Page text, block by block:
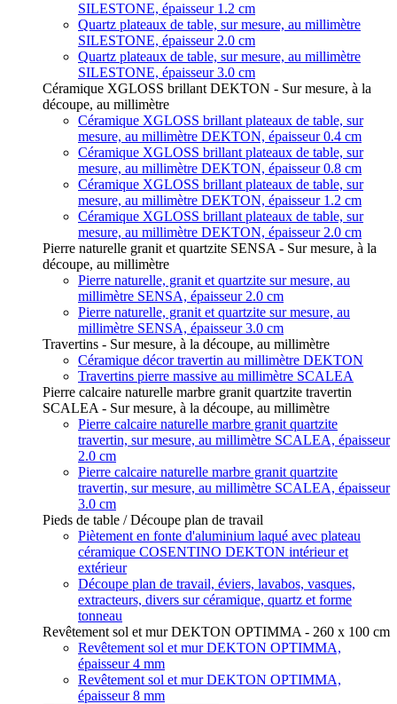
SILESTONE, épaisseur 1.2 cm
Quartz plateaux de table, sur mesure, au millimètre
SILESTONE, épaisseur 2.0 cm
Quartz plateaux de table, sur mesure, au millimètre
SILESTONE, épaisseur 3.0 cm
Céramique XGLOSS brillant DEKTON - Sur mesure, à la
découpe, au millimètre
Céramique XGLOSS brillant plateaux de table, sur
mesure, au millimètre DEKTON, épaisseur 0.4 cm
Céramique XGLOSS brillant plateaux de table, sur
mesure, au millimètre DEKTON, épaisseur 0.8 cm
Céramique XGLOSS brillant plateaux de table, sur
mesure, au millimètre DEKTON, épaisseur 1.2 cm
Céramique XGLOSS brillant plateaux de table, sur
mesure, au millimètre DEKTON, épaisseur 2.0 cm
Pierre naturelle granit et quartzite SENSA - Sur mesure, à la
découpe, au millimètre
Pierre naturelle, granit et quartzite sur mesure, au
millimètre SENSA, épaisseur 2.0 cm
Pierre naturelle, granit et quartzite sur mesure, au
millimètre SENSA, épaisseur 3.0 cm
Travertins - Sur mesure, à la découpe, au millimètre
Céramique décor travertin au millimètre DEKTON
Travertins pierre massive au millimètre SCALEA
Pierre calcaire naturelle marbre granit quartzite travertin
SCALEA - Sur mesure, à la découpe, au millimètre
Pierre calcaire naturelle marbre granit quartzite
travertin, sur mesure, au millimètre SCALEA, épaisseur
2.0 cm
Pierre calcaire naturelle marbre granit quartzite
travertin, sur mesure, au millimètre SCALEA, épaisseur
3.0 cm
Pieds de table / Découpe plan de travail
Piètement en fonte d'aluminium laqué avec plateau
céramique COSENTINO DEKTON intérieur et
extérieur
Découpe plan de travail, éviers, lavabos, vasques,
extracteurs, divers sur céramique, quartz et forme
tonneau
Revêtement sol et mur DEKTON OPTIMMA - 260 x 100 cm
Revêtement sol et mur DEKTON OPTIMMA,
épaisseur 4 mm
Revêtement sol et mur DEKTON OPTIMMA,
épaisseur 8 mm